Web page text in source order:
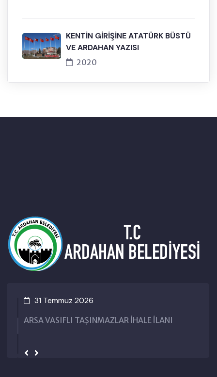
KENTİN GİRİŞİNE ATATÜRK BÜSTÜ
VE ARDAHAN YAZISI
2020
Temmuz 2026
VASIFLI TAŞINMAZLAR İHALE İLANI